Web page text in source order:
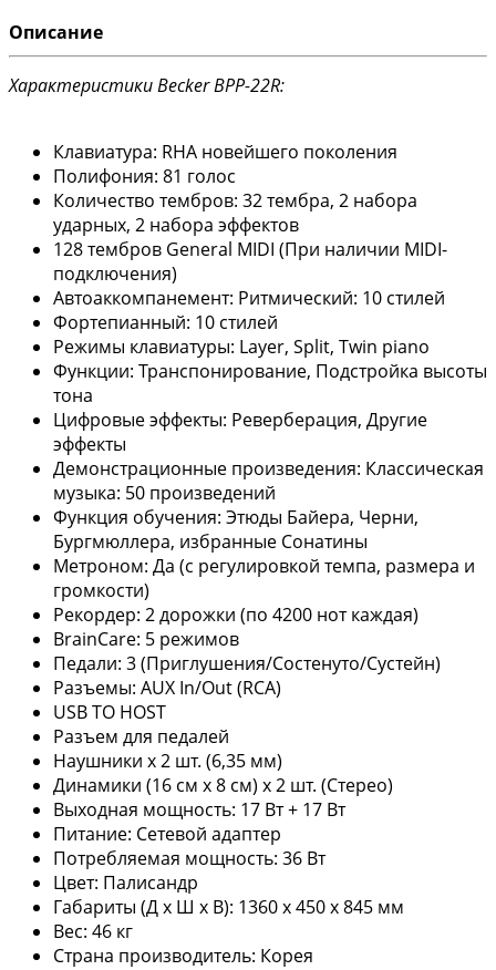
Описание
Характеристики Becker BPP-22R:
Клавиатура: RHA новейшего поколения
Полифония: 81 голос
Количество тембров: 32 тембра, 2 набора
ударных, 2 набора эффектов
128 тембров General MIDI (При наличии MIDI-
подключения)
Автоаккомпанемент: Ритмический: 10 стилей
Фортепианный: 10 стилей
Режимы клавиатуры: Layer, Split, Twin piano
Функции: Транспонирование, Подстройка высоты
тона
Цифровые эффекты: Реверберация, Другие
эффекты
Демонстрационные произведения: Классическая
музыка: 50 произведений
Функция обучения: Этюды Байера, Черни,
Бургмюллера, избранные Сонатины
Метроном: Да (с регулировкой темпа, размера и
громкости)
Рекордер: 2 дорожки (по 4200 нот каждая)
BrainCare: 5 режимов
Педали: 3 (Приглушения/Состенуто/Сустейн)
Разъемы: AUX In/Out (RCA)
USB TO HOST
Разъем для педалей
Наушники х 2 шт. (6,35 мм)
Динамики (16 см x 8 см) x 2 шт. (Стерео)
Выходная мощность: 17 Вт + 17 Вт
Питание: Сетевой адаптер
Потребляемая мощность: 36 Вт
Цвет: Палисандр
Габариты (Д x Ш x В): 1360 x 450 x 845 мм
Вес: 46 кг
Страна производитель: Корея